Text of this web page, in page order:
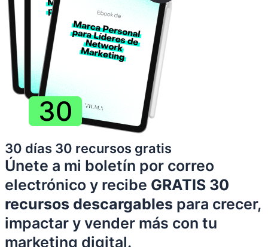
30 días 30 recursos gratis
Únete a mi boletín por correo
electrónico y recibe GRATIS 30
recursos descargables para crecer,
impactar y vender más con tu
marketing digital.